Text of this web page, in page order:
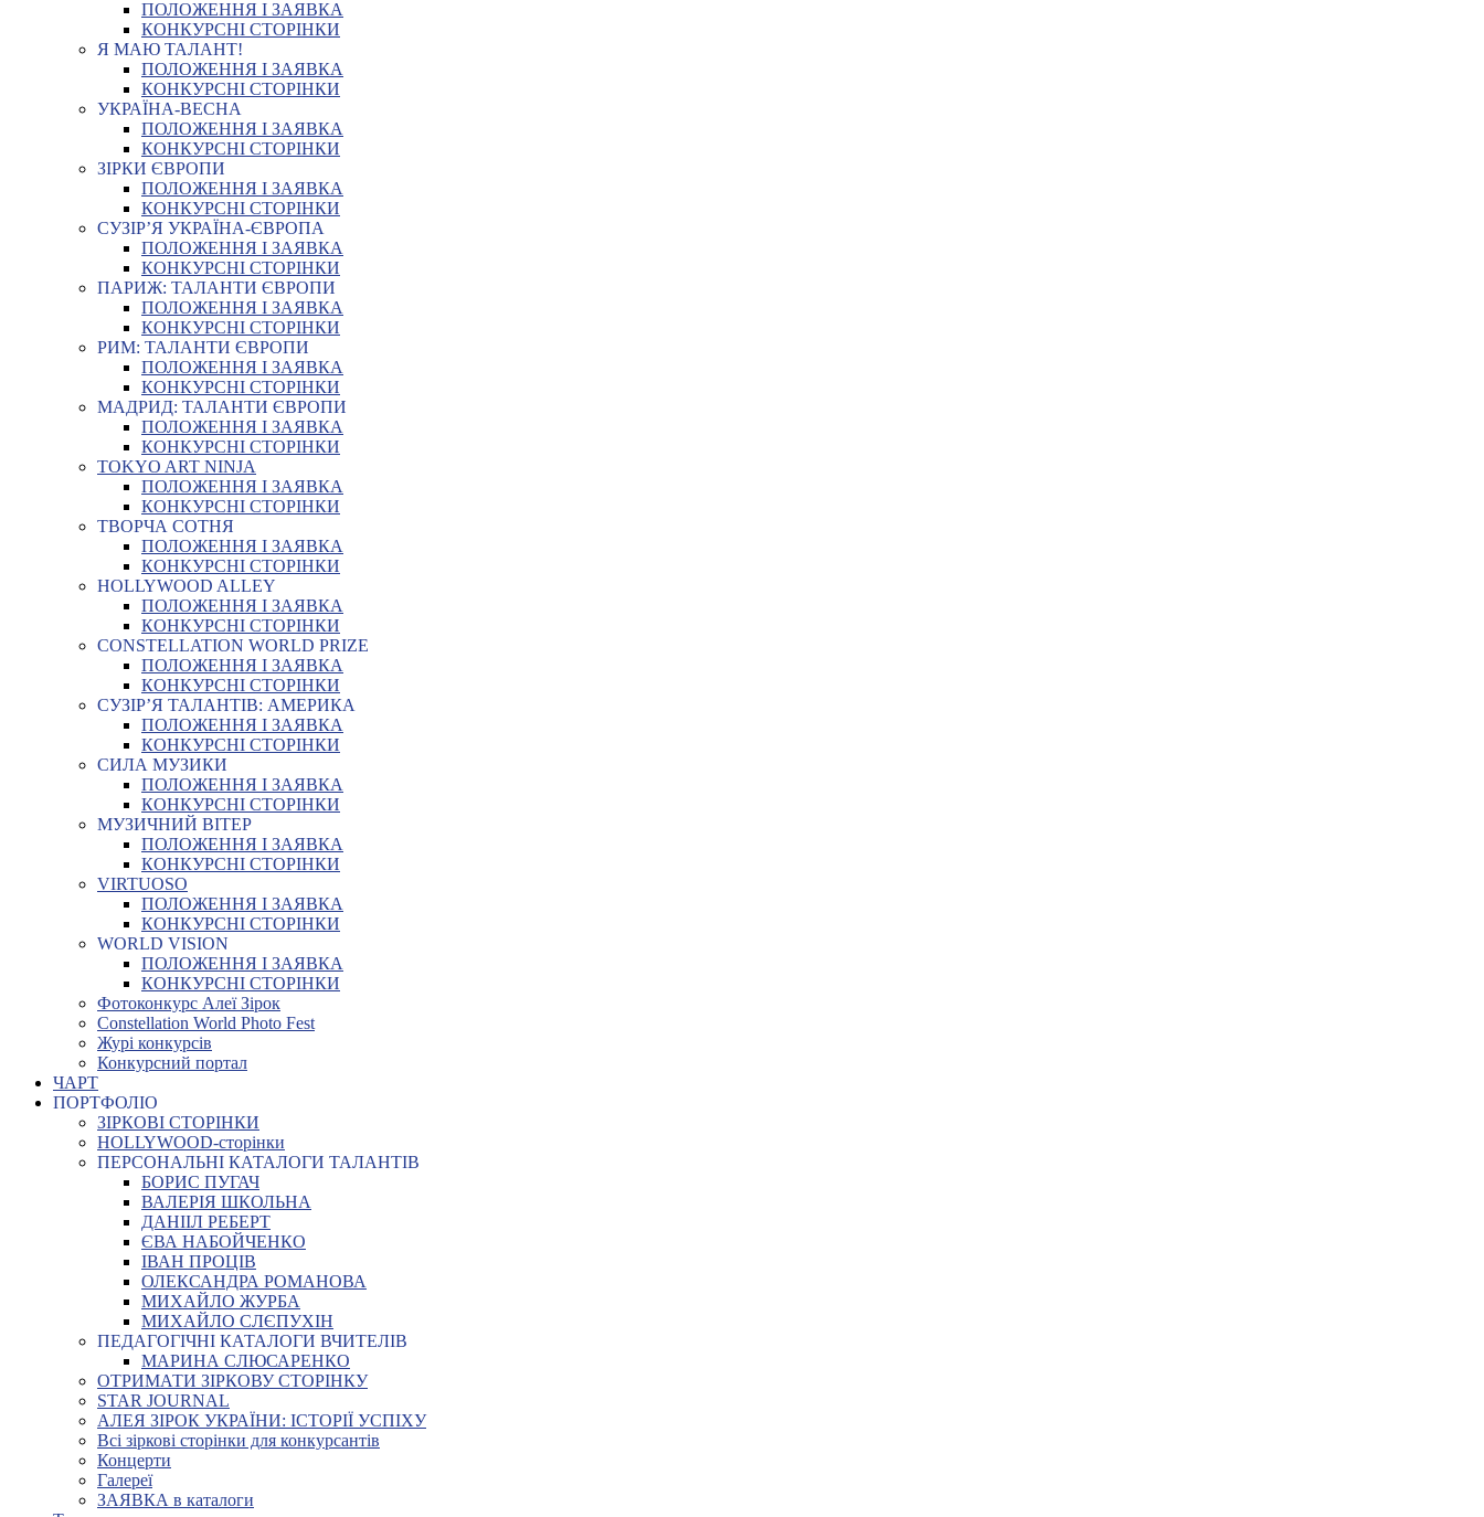
ПОЛОЖЕННЯ І ЗАЯВКА
КОНКУРСНІ СТОРІНКИ
Я МАЮ ТАЛАНТ!
ПОЛОЖЕННЯ І ЗАЯВКА
КОНКУРСНІ СТОРІНКИ
УКРАЇНА-ВЕСНА
ПОЛОЖЕННЯ І ЗАЯВКА
КОНКУРСНІ СТОРІНКИ
ЗІРКИ ЄВРОПИ
ПОЛОЖЕННЯ І ЗАЯВКА
КОНКУРСНІ СТОРІНКИ
СУЗІР’Я УКРАЇНА-ЄВРОПА
ПОЛОЖЕННЯ І ЗАЯВКА
КОНКУРСНІ СТОРІНКИ
ПАРИЖ: ТАЛАНТИ ЄВРОПИ
ПОЛОЖЕННЯ І ЗАЯВКА
КОНКУРСНІ СТОРІНКИ
РИМ: ТАЛАНТИ ЄВРОПИ
ПОЛОЖЕННЯ І ЗАЯВКА
КОНКУРСНІ СТОРІНКИ
МАДРИД: ТАЛАНТИ ЄВРОПИ
ПОЛОЖЕННЯ І ЗАЯВКА
КОНКУРСНІ СТОРІНКИ
TOKYO ART NINJA
ПОЛОЖЕННЯ І ЗАЯВКА
КОНКУРСНІ СТОРІНКИ
ТВОРЧА СОТНЯ
ПОЛОЖЕННЯ І ЗАЯВКА
КОНКУРСНІ СТОРІНКИ
HOLLYWOOD ALLEY
ПОЛОЖЕННЯ І ЗАЯВКА
КОНКУРСНІ СТОРІНКИ
CONSTELLATION WORLD PRIZE
ПОЛОЖЕННЯ І ЗАЯВКА
КОНКУРСНІ СТОРІНКИ
СУЗІР’Я ТАЛАНТІВ: АМЕРИКА
ПОЛОЖЕННЯ І ЗАЯВКА
КОНКУРСНІ СТОРІНКИ
СИЛА МУЗИКИ
ПОЛОЖЕННЯ І ЗАЯВКА
КОНКУРСНІ СТОРІНКИ
МУЗИЧНИЙ ВІТЕР
ПОЛОЖЕННЯ І ЗАЯВКА
КОНКУРСНІ СТОРІНКИ
VIRTUOSO
ПОЛОЖЕННЯ І ЗАЯВКА
КОНКУРСНІ СТОРІНКИ
WORLD VISION
ПОЛОЖЕННЯ І ЗАЯВКА
КОНКУРСНІ СТОРІНКИ
Фотоконкурс Алеї Зірок
Constellation World Photo Fest
Журі конкурсів
Конкурсний портал
ЧАРТ
ПОРТФОЛІО
ЗІРКОВІ СТОРІНКИ
HOLLYWOOD-сторінки
ПЕРСОНАЛЬНІ КАТАЛОГИ ТАЛАНТІВ
БОРИС ПУГАЧ
ВАЛЕРІЯ ШКОЛЬНА
ДАНІІЛ РЕБЕРТ
ЄВА НАБОЙЧЕНКО
ІВАН ПРОЦІВ
ОЛЕКСАНДРА РОМАНОВА
МИХАЙЛО ЖУРБА
МИХАЙЛО СЛЄПУХІН
ПЕДАГОГІЧНІ КАТАЛОГИ ВЧИТЕЛІВ
МАРИНА СЛЮСАРЕНКО
ОТРИМАТИ ЗІРКОВУ СТОРІНКУ
STAR JOURNAL
АЛЕЯ ЗІРОК УКРАЇНИ: ІСТОРІЇ УСПІХУ
Всі зіркові сторінки для конкурсантів
Концерти
Галереї
ЗАЯВКА в каталоги